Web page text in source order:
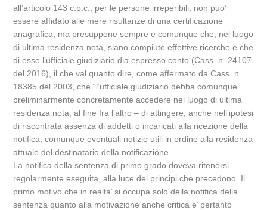
all’articolo 143 c.p.c., per le persone irreperibili, non puo’
essere affidato alle mere risultanze di una certificazione
anagrafica, ma presuppone sempre e comunque che, nel luogo
di ultima residenza nota, siano compiute effettive ricerche e che
di esse l’ufficiale giudiziario dia espresso conto (Cass. n. 24107
del 2016), il che val quanto dire, come affermato da Cass. n.
18385 del 2003, che “l’ufficiale giudiziario debba comunque
preliminarmente concretamente accedere nel luogo di ultima
residenza nota, al fine fra l’altro – di attingere, anche nell’ipotesi
di riscontrata assenza di addetti o incaricati alla ricezione della
notifica, comunque eventuali notizie utili in ordine alla residenza
attuale del destinatario della notificazione.
La notifica della sentenza di primo grado doveva ritenersi
regolarmente eseguita, alla luce dei principi che precedono. Il
primo motivo che in realta’ si occupa solo della notifica della
sentenza quanto alla motivazione anche critica e’ pertanto